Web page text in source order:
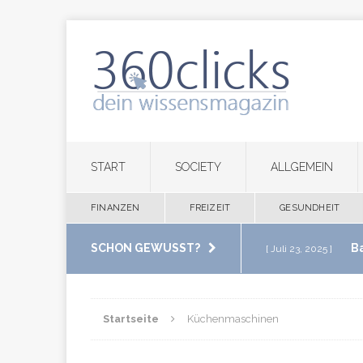
START SOCIETY ALLGEMEIN
FINANZEN FREIZEIT GESUNDHEIT
SCHON GEWUSST? [ Juli 23, 2025 ]
im eigenen
Startseite Küchenmaschinen